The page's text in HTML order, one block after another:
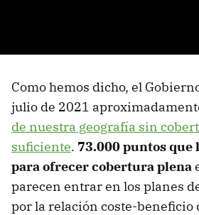
Como hemos dicho, el
julio de 2021
de nuestra geografía sin
suficiente. 73.000 puntos
para ofrecer cobertura plena
parecen entrar en los planes
por la relación coste-beneficio